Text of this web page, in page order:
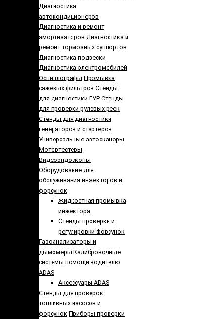
Диагностика
автокондиционеров
Диагностика и ремонт
амортизаторов Диагностика и
ремонт тормозных суппортов
Диагностика подвески
Диагностика электромобилей
Осциллографы Промывка
сажевых фильтров Стенды
для диагностики ГУР Стенды
для проверки рулевых реек
Cтенды для диагностики
генераторов и стартеров
Универсальные автосканеры
Мотортестеры
Видеоэндоскопы
Оборудование для
обслуживания инжекторов и
форсунок
Жидкостная промывка
инжектора
Стенды проверки и
регулировки форсунок
Газоанализаторы и
дымомеры Калибровочные
системы помощи водителю
ADAS
Аксессуары ADAS
Стенды для проверок
топливных насосов и
форсунок Приборы проверки